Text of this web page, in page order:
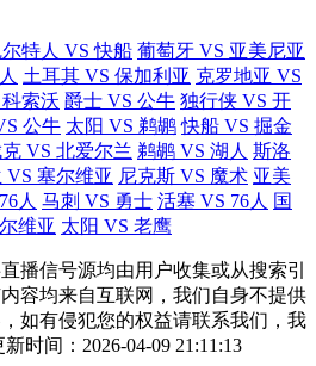
特人 VS 快船 葡萄牙 VS 亚美尼亚
土耳其 VS 保加利亚 克罗地亚 VS
索沃 爵士 VS 公牛 独行侠 VS 开
公牛 太阳 VS 鹈鹕 快船 VS 掘金
VS 北爱尔兰 鹈鹕 VS 湖人 斯洛
VS 塞尔维亚 尼克斯 VS 魔术 亚美
人 马刺 VS 勇士 活塞 VS 76人 国
维亚 太阳 VS 老鹰
播信号源均由用户收集或从搜索引
容均来自互联网，我们自身不提供
如有侵犯您的权益请联系我们，我
时间：2026-04-09 21:11:13